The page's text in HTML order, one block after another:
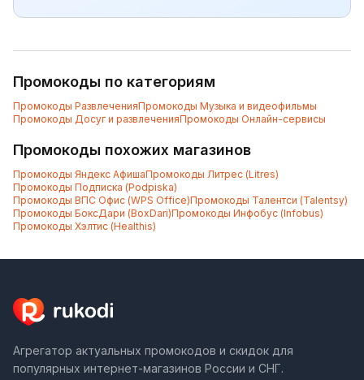
Промокоды по категориям
Промокоды РазвлеченияПромокоды Музыка и видеофильмы
Промокоды Досуг и развлеченияПромокоды Онлайн-сервисы
Промокоды похожих магазинов
Промокоды Яндекс АфишаПромокоды Литрес (Litres)
Промокоды Подписка (Podpiska)
Промокоды ВПС Офис (WPS Office)Промокоды Талентси (Talentsy)
Промокоды БоксДари (BoxDari)Промокоды Инфобус (Infobus)
Промокоды Хэлтис (Healthis)
Агрегатор актуальных промокодов и скидок для
популярных интернет-магазинов России и СНГ.